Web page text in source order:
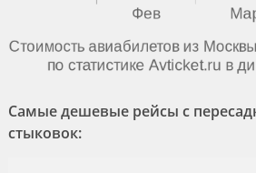
Самые дешевые рейсы с
стыковок: